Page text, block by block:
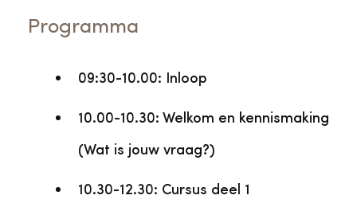
Programma
09:30-10.00: Inloop
10.00-10.30: Welkom en kennismaking
(Wat is jouw vraag?)
10.30-12.30: Cursus deel 1